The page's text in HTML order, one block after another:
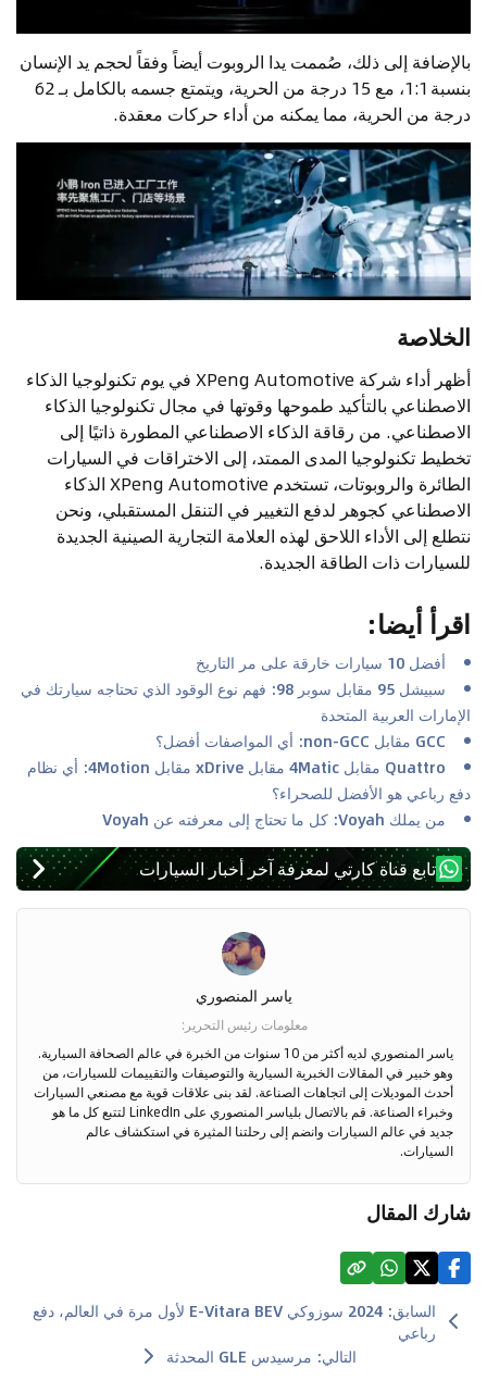
بالإضافة إلى ذلك، صُممت يدا الروبوت أيضاً وفقاً لحجم يد الإنسان
بنسبة 1:1، مع 15 درجة من الحرية، ويتمتع جسمه بالكامل بـ 62
درجة من الحرية، مما يمكنه من أداء حركات معقدة.
الخلاصة
أظهر أداء شركة XPeng Automotive في يوم تكنولوجيا الذكاء
الاصطناعي بالتأكيد طموحها وقوتها في مجال تكنولوجيا الذكاء
الاصطناعي. من رقاقة الذكاء الاصطناعي المطورة ذاتيًا إلى
تخطيط تكنولوجيا المدى الممتد، إلى الاختراقات في السيارات
الطائرة والروبوتات، تستخدم XPeng Automotive الذكاء
الاصطناعي كجوهر لدفع التغيير في التنقل المستقبلي، ونحن
نتطلع إلى الأداء اللاحق لهذه العلامة التجارية الصينية الجديدة
للسيارات ذات الطاقة الجديدة.
اقرأ أيضا:
أفضل 10 سيارات خارقة على مر التاريخ
سبيشل 95 مقابل سوبر 98: فهم نوع الوقود الذي تحتاجه سيارتك في
الإمارات العربية المتحدة
GCC مقابل non-GCC: أي المواصفات أفضل؟
Quattro مقابل 4Matic مقابل xDrive مقابل 4Motion: أي نظام
دفع رباعي هو الأفضل للصحراء؟
من يملك Voyah: كل ما تحتاج إلى معرفته عن Voyah
تابع قناة كارتي لمعرفة آخر أخبار السيارات
ياسر المنصوري
معلومات رئيس التحرير :
ياسر المنصوري لديه أكثر من 10 سنوات من الخبرة في عالم الصحافة السيارية.
وهو خبير في المقالات الخبرية السيارية والتوصيفات والتقييمات للسيارات، من
أحدث الموديلات إلى اتجاهات الصناعة. لقد بنى علاقات قوية مع مصنعي السيارات
وخبراء الصناعة. قم بالاتصال بلياسر المنصوري على LinkedIn لتتبع كل ما هو
جديد في عالم السيارات وانضم إلى رحلتنا المثيرة في استكشاف عالم
السيارات.
شارك المقال
السابق:
2024 سوزوكي E-Vitara BEV لأول مرة في العالم، دفع
رباعي
التالي: مرسيدس GLE المحدثة